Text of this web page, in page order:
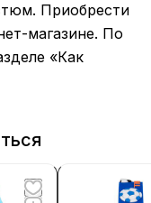
Приобрести
магазине. По
«Как